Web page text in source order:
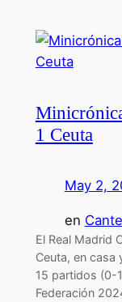
1 Ceuta
May 2,
en
El Real Madrid
Ceuta, en
15 partidos (0-
Federación